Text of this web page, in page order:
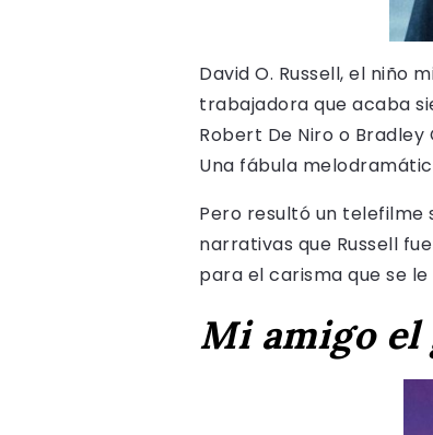
David O. Russell, el niño
trabajadora que acaba
Robert De Niro o
Una fábula
Pero resultó un telefilme
narrativas que Russell
para el carisma que se
Mi amigo el